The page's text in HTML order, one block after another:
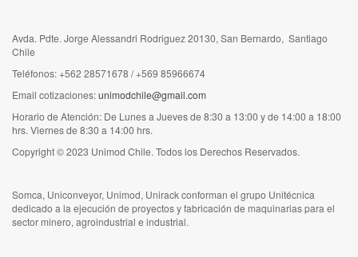
Avda. Pdte. Jorge Alessandri Rodriguez 20130, San Bernardo, Santiago
Chile
Teléfonos: +562 28571678 / +569 85966674
Email cotizaciones:unimodchile@gmail.com
Horario de Atención: De Lunes a Jueves de 8:30 a 13:00 y de 14:00 a 18:00
hrs. Viernes de 8:30 a 14:00 hrs.
Copyright © 2023 Unimod Chile. Todos los Derechos Reservados.
Somca, Uniconveyor, Unimod, Unirack conforman el grupo Unitécnica
dedicado a la ejecución de proyectos y fabricación de maquinarias para el
sector minero, agroindustrial e industrial.